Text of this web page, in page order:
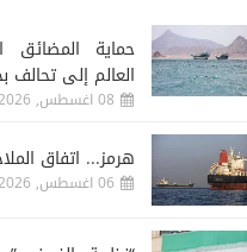
حماية المضائق
العالم إلى تحالف
08 اغسطس, 2026
هرمز... اتفاق
06 اغسطس, 2026